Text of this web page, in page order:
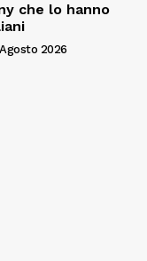
che lo hanno
2026